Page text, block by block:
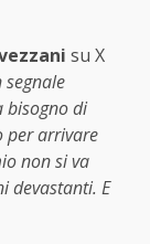
su X
segnale
bisogno di
per arrivare
non si va
devastanti. E